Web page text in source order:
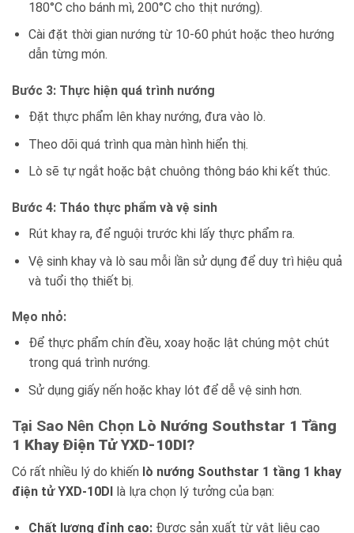
180°C cho bánh mì, 200°C cho thịt nướng).
Cài đặt thời gian nướng từ 10-60 phút hoặc theo hướng
dẫn từng món.
Bước 3: Thực hiện quá trình nướng
Đặt thực phẩm lên khay nướng, đưa vào lò.
Theo dõi quá trình qua màn hình hiển thị.
Lò sẽ tự ngắt hoặc bật chuông thông báo khi kết thúc.
Bước 4: Tháo thực phẩm và vệ sinh
Rút khay ra, để nguội trước khi lấy thực phẩm ra.
Vệ sinh khay và lò sau mỗi lần sử dụng để duy trì hiệu quả
và tuổi thọ thiết bị.
Mẹo nhỏ:
Để thực phẩm chín đều, xoay hoặc lật chúng một chút
trong quá trình nướng.
Sử dụng giấy nến hoặc khay lót để dễ vệ sinh hơn.
Tại Sao Nên Chọn Lò Nướng Southstar 1 Tầng
1 Khay Điện Tử YXD-10DI?
Có rất nhiều lý do khiến lò nướng Southstar 1 tầng 1 khay
điện tử YXD-10DI
là lựa chọn lý tưởng của bạn:
Chất lượng đỉnh cao:Được sản xuất từ vật liệu cao